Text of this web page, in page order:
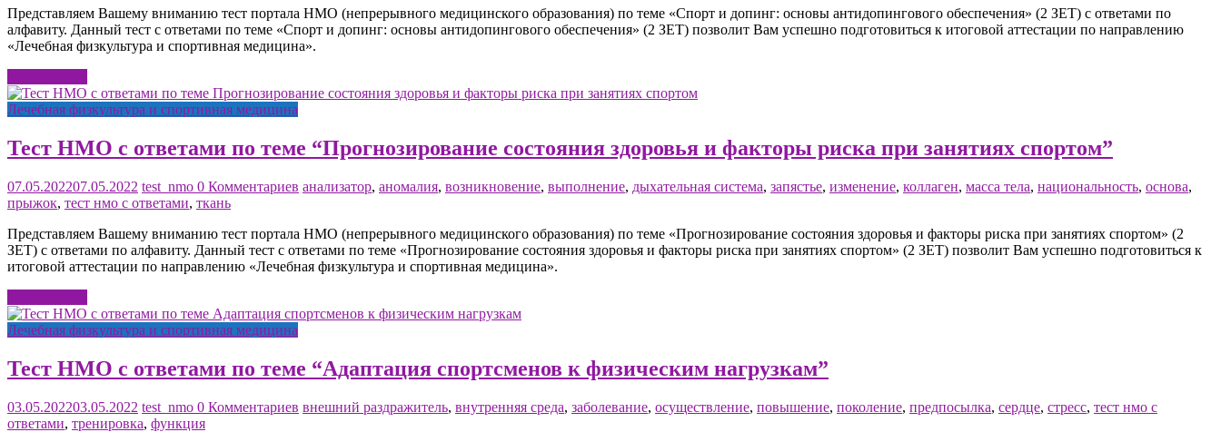
Представляем Вашему вниманию тест портала НМО (непрерывного медицинского образования) по теме «Спорт и допинг: основы антидопингового обеспечения» (2 ЗЕТ) с ответами по
алфавиту. Данный тест с ответами по теме «Спорт и допинг: основы антидопингового обеспечения» (2 ЗЕТ) позволит Вам успешно подготовиться к итоговой аттестации по направлению
«Лечебная физкультура и спортивная медицина».
Лечебная физкультура и спортивная медицина
Тест НМО с ответами по теме “Прогнозирование состояния здоровья и факторы риска при занятиях спортом”
07.05.202207.05.2022 test_nmo 0 Комментариев анализатор, аномалия, возникновение, выполнение, дыхательная система, запястье, изменение, коллаген, масса тела, национальность, основа,
прыжок, тест нмо с ответами, ткань
Представляем Вашему вниманию тест портала НМО (непрерывного медицинского образования) по теме «Прогнозирование состояния здоровья и факторы риска при занятиях спортом» (2
ЗЕТ) с ответами по алфавиту. Данный тест с ответами по теме «Прогнозирование состояния здоровья и факторы риска при занятиях спортом» (2 ЗЕТ) позволит Вам успешно подготовиться к
итоговой аттестации по направлению «Лечебная физкультура и спортивная медицина».
Лечебная физкультура и спортивная медицина
Тест НМО с ответами по теме “Адаптация спортсменов к физическим нагрузкам”
03.05.202203.05.2022 test_nmo 0 Комментариев внешний раздражитель, внутренняя среда, заболевание, осуществление, повышение, поколение, предпосылка, сердце, стресс, тест нмо с
ответами, тренировка, функция